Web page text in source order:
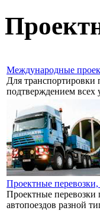
Международные
Для транспортировки
подтверждением всех
Проектные
Проектные перевозки
автопоездов разной